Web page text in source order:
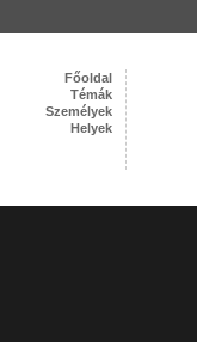
Főoldal
Témák
Személyek
Helyek